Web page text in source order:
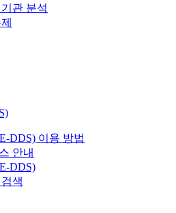
관 분석
DDS) 이용 방법
안내
DDS)
색